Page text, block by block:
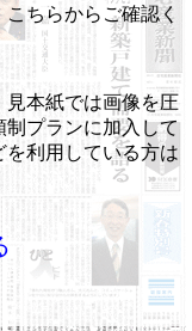
ちらからご確認く
見本紙では画像を圧
制プランに加入して
利用している方は